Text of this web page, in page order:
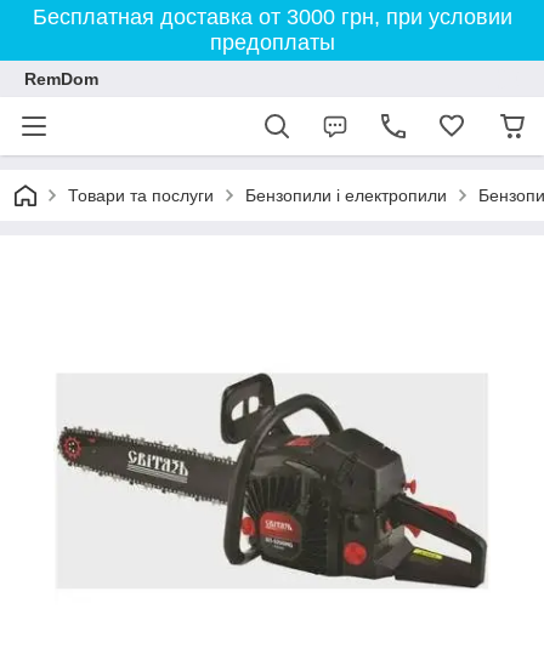
Бесплатная доставка от 3000 грн, при условии
предоплаты
RemDom
Товари та послуги Бензопили і електропили